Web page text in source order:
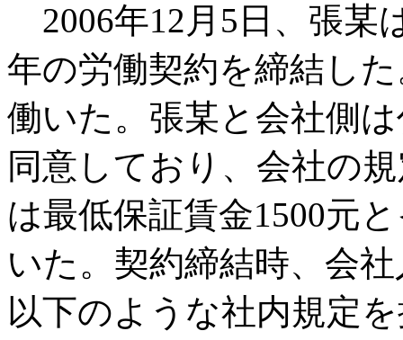
2006年12月5日、張某
年の労働契約を締結し
働いた。張某と会社側
同意しており、会社の
は最低保証賃金1500元
いた。契約締結時、会
以下のような社内規定